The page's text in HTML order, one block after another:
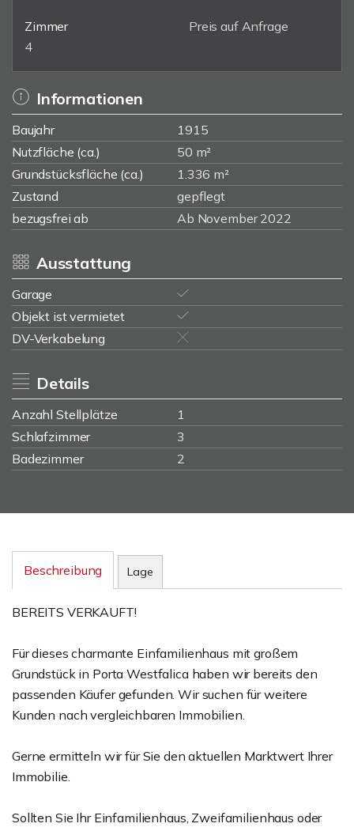
Zimmer
4
Preis auf Anfrage
Informationen
Baujahr
1915
Nutzfläche (ca.)
50 m²
Grundstücksfläche (ca.)
1.336 m²
Zustand
gepflegt
bezugsfrei ab
Ab November 2022
Ausstattung
Garage
Objekt ist vermietet
DV-Verkabelung
Details
Anzahl Stellplätze
1
Schlafzimmer
3
Badezimmer
2
Beschreibung Lage
BEREITS VERKAUFT!
Für dieses charmante Einfamilienhaus mit großem
Grundstück in Porta Westfalica haben wir bereits den
passenden Käufer gefunden. Wir suchen für weitere
Kunden nach vergleichbaren Immobilien.
Gerne ermitteln wir für Sie den aktuellen Marktwert Ihrer
Immobilie.
Sollten Sie Ihr Einfamilienhaus, Zweifamilienhaus oder